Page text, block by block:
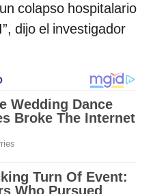
colapso hospitalario
dijo el investigador